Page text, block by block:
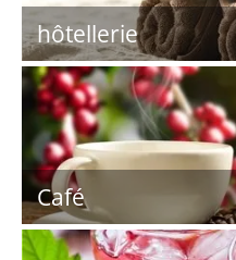
hôtellerie
Café